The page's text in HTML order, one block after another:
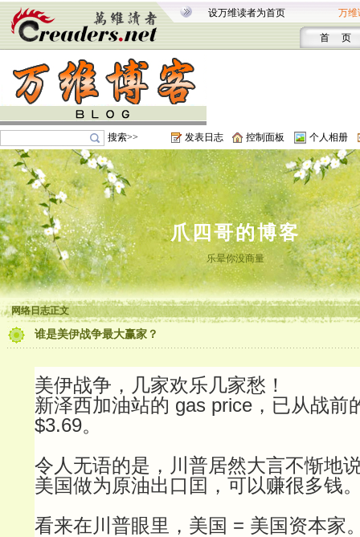
设万维读者为首页 万维
首 页
搜索>> 发表日志 控制面板 个人相册
爪四哥的博客
乐晕你没商量
网络日志正文
谁是美伊战争最大赢家？
美伊战争，几家欢乐几家愁！
新泽西加油站的 gas price，已从战前
$3.69。
令人无语的是，川普居然大言不惭地
美国做为原油出口囯，可以赚很多钱
看来在川普眼里，美国 = 美国资本家